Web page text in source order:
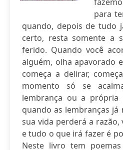
para
quando, depois de tudo
certo, resta somente a
ferido. Quando você
alguém, olha apavorado
começa a delirar,
momento só se
lembrança ou a própria
quando as lembranças já
sua vida perderá a razão,
e tudo o que irá fazer é
Neste livro tem